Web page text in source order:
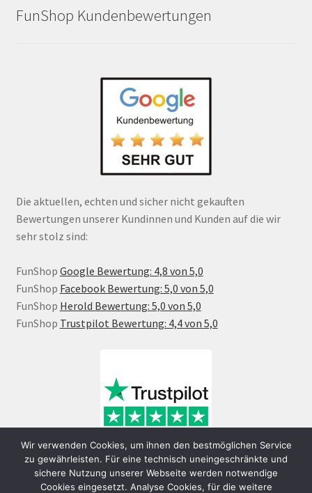
FunShop Kundenbewertungen
Die aktuellen, echten und sicher nicht gekauften
Bewertungen unserer Kundinnen und Kunden auf die wir
sehr stolz sind:
FunShop Google Bewertung: 4,8 von 5,0
FunShop Facebook Bewertung: 5,0 von 5,0
FunShop Herold Bewertung: 5,0 von 5,0
FunShop Trustpilot Bewertung: 4,4 von 5,0
Wir verwenden Cookies, um ihnen den bestmöglichen Service
zu gewährleisten. Für eine technisch uneingeschränkte und
sichere Nutzung unserer Webseite werden notwendige
Cookies eingesetzt. Analyse Cookies, für die weitere